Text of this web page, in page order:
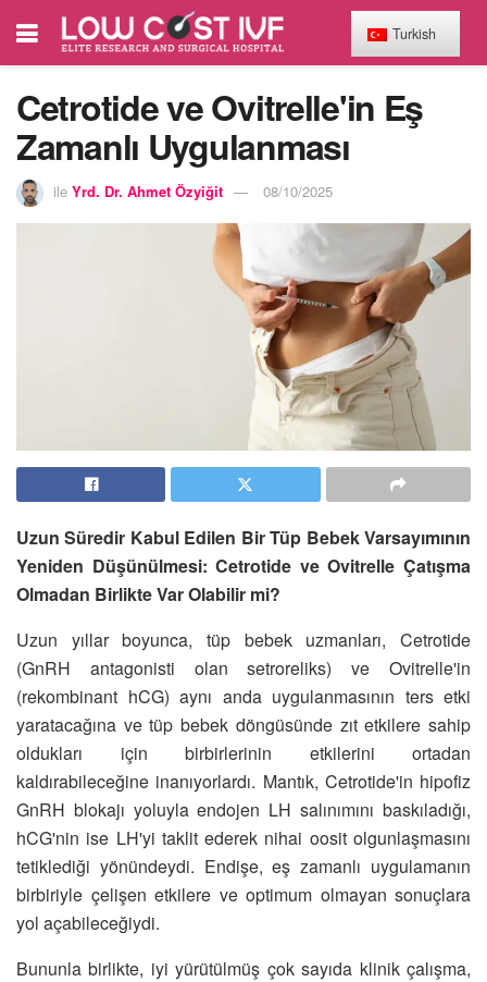
Cetrotide ve Ovitrelle'in Eş
Zamanlı Uygulanması
ile Yrd. Dr. Ahmet Özyiğit 08/10/2025
Uzun Süredir Kabul Edilen Bir Tüp Bebek Varsayımının
Yeniden Düşünülmesi: Cetrotide ve Ovitrelle Çatışma
Olmadan Birlikte Var Olabilir mi?
Uzun yıllar boyunca, tüp bebek uzmanları, Cetrotide
(GnRH antagonisti olan setroreliks) ve Ovitrelle'in
(rekombinant hCG) aynı anda uygulanmasının ters etki
yaratacağına ve tüp bebek döngüsünde zıt etkilere sahip
oldukları için birbirlerinin etkilerini ortadan
kaldırabileceğine inanıyorlardı. Mantık, Cetrotide'in hipofiz
GnRH blokajı yoluyla endojen LH salınımını baskıladığı,
hCG'nin ise LH'yi taklit ederek nihai oosit olgunlaşmasını
tetiklediği yönündeydi. Endişe, eş zamanlı uygulamanın
birbiriyle çelişen etkilere ve optimum olmayan sonuçlara
yol açabileceğiydi.
Bununla birlikte, iyi yürütülmüş çok sayıda klinik çalışma,
Turkish